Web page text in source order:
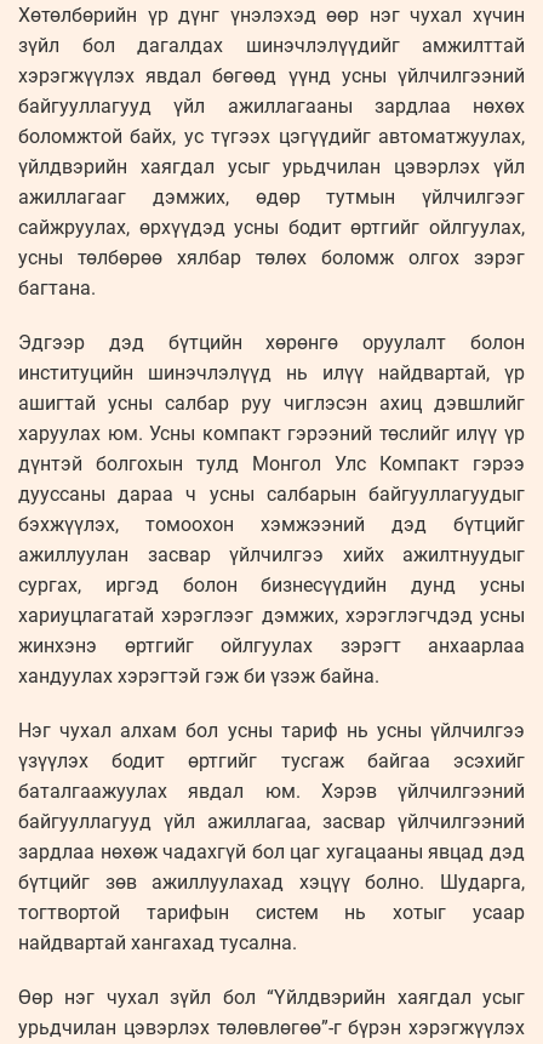
Хөтөлбөрийн үр дүнг үнэлэхэд өөр нэг чухал хүчин
зүйл бол дагалдах шинэчлэлүүдийг амжилттай
хэрэгжүүлэх явдал бөгөөд үүнд усны үйлчилгээний
байгууллагууд үйл ажиллагааны зардлаа нөхөх
боломжтой байх, ус түгээх цэгүүдийг автоматжуулах,
үйлдвэрийн хаягдал усыг урьдчилан цэвэрлэх үйл
ажиллагааг дэмжих, өдөр тутмын үйлчилгээг
сайжруулах, өрхүүдэд усны бодит өртгийг ойлгуулах,
усны төлбөрөө хялбар төлөх боломж олгох зэрэг
багтана.
Эдгээр дэд бүтцийн хөрөнгө оруулалт болон
институцийн шинэчлэлүүд нь илүү найдвартай, үр
ашигтай усны салбар руу чиглэсэн ахиц дэвшлийг
харуулах юм. Усны компакт гэрээний төслийг илүү үр
дүнтэй болгохын тулд Монгол Улс Компакт гэрээ
дууссаны дараа ч усны салбарын байгууллагуудыг
бэхжүүлэх, томоохон хэмжээний дэд бүтцийг
ажиллуулан засвар үйлчилгээ хийх ажилтнуудыг
сургах, иргэд болон бизнесүүдийн дунд усны
хариуцлагатай хэрэглээг дэмжих, хэрэглэгчдэд усны
жинхэнэ өртгийг ойлгуулах зэрэгт анхаарлаа
хандуулах хэрэгтэй гэж би үзэж байна.
Нэг чухал алхам бол усны тариф нь усны үйлчилгээ
үзүүлэх бодит өртгийг тусгаж байгаа эсэхийг
баталгаажуулах явдал юм. Хэрэв үйлчилгээний
байгууллагууд үйл ажиллагаа, засвар үйлчилгээний
зардлаа нөхөж чадахгүй бол цаг хугацааны явцад дэд
бүтцийг зөв ажиллуулахад хэцүү болно. Шударга,
тогтвортой тарифын систем нь хотыг усаар
найдвартай хангахад тусална.
Өөр нэг чухал зүйл бол “Үйлдвэрийн хаягдал усыг
урьдчилан цэвэрлэх төлөвлөгөө”-г бүрэн хэрэгжүүлэх